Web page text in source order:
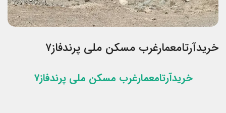
خریدآرتامعمارغرب مسکن ملی پرندفاز۷
خریدآرتامعمارغرب مسکن ملی پرندفاز۷